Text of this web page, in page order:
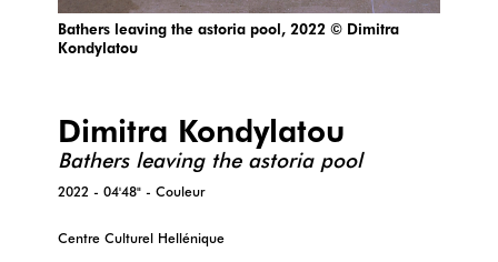
Bathers leaving the astoria pool, 2022 © Dimitra
Kondylatou
Dimitra Kondylatou
Bathers leaving the astoria pool
2022 - 04'48" - Couleur
Centre Culturel Hellénique